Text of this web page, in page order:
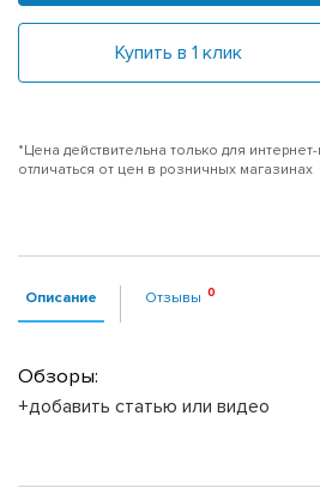
Купить в 1 клик
*Цена действительна только для
отличаться от цен в розничных магазинах
Описание Отзывы
Обзоры:
+добавить статью или видео